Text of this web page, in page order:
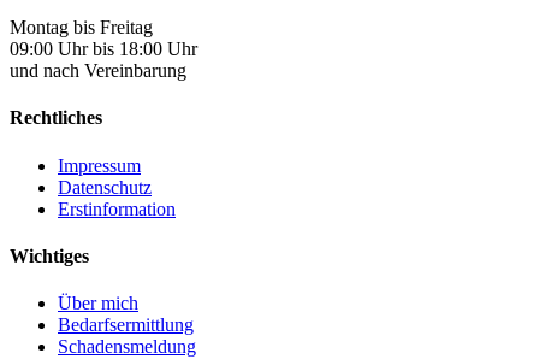
Montag bis Freitag
09:00 Uhr bis 18:00 Uhr
und nach Vereinbarung
Rechtliches
Impressum
Datenschutz
Erstinformation
Wichtiges
Über mich
Bedarfsermittlung
Schadensmeldung